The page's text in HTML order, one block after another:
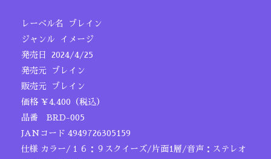
レーベル名 ブレイン
ジャンル イメージ
発売日 2024/4/25
発売元 ブレイン
販売元 ブレイン
価格 ￥4,400（税込）
品番 BRD-005
JANコード 4949726305159
仕様 カラー/１６：９スクイーズ/片面1層/音声：ステレオ